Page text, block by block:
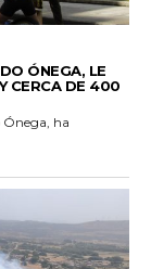
ÓNEGA, LE
CERCA DE 400
Ónega, ha